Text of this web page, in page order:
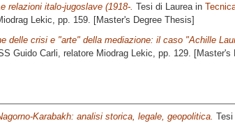
relazioni italo-jugoslave (1918-. Tesi di Laurea in
Lekic , pp. 159. [Master's Degree Thesis]
delle crisi e "arte" della mediazione: il caso "Achille
Guido Carli, relatore Miodrag Lekic, pp. 129. [Master's
Karabakh: analisi storica, legale, geopolitica. Tesi